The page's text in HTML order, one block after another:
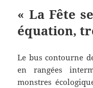
« La Fête
équation,
Le bus contourne
en rangées
monstres